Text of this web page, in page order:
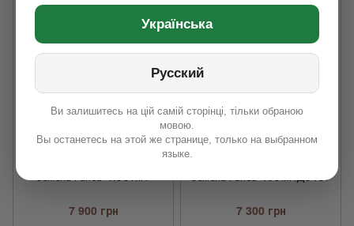
Семена Рапса "ХОСТиН"
7 900 грн
Семена Рапса "КАЛиНДО КЛ"
7 300 грн
Українська
Русский
Ви залишитесь на цій самій сторінці, тільки обраною
мовою.
Вы останетесь на этой же странице, только на выбранном
языке.